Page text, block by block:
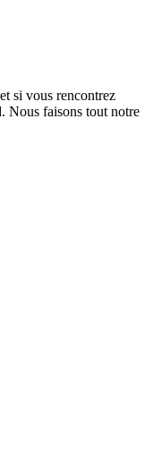
si vous rencontrez
Nous faisons tout notre